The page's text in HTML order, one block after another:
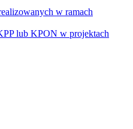
w ramach
lub KPON w projektach